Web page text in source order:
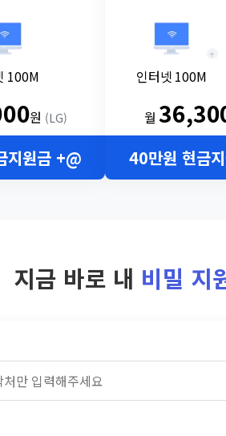
100M
원 (LG)
지원금 +@
인터넷 100M
+
월
40만원 현금
지금 바로 내 비밀 지